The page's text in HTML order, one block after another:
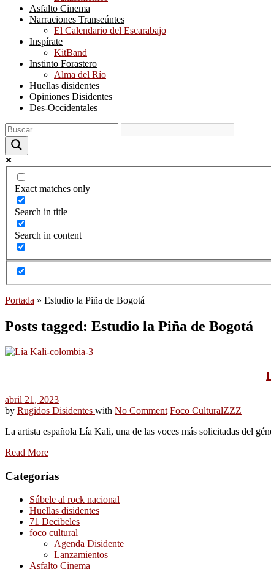
Asfalto Cinema
Narraciones Transeúntes
El Calendario del Escarabajo
Inspírate
KitBand
Instinto Forastero
Alma del Río
Huellas disidentes
Opiniones Disidentes
Des-Occidentales
Exact matches only
Search in title
Search in content
Portada » Estudio la Piña de Bogotá
Posts tagged: Estudio la Piña de Bogotá
abril 21, 2023
by Rugidos Disidentes with No Comment Foco CulturalZZZ
La artista española Lía Kali, una de las voces más solicitadas del
Read More
Categorías
Súbele al rock nacional
Huellas disidentes
71 Decibeles
foco cultural
Agenda Disidente
Lanzamientos
Asfalto Cinema